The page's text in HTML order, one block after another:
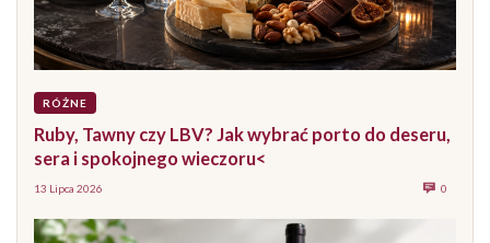
RÓŻNE
Ruby, Tawny czy LBV? Jak wybrać porto do deseru,
sera i spokojnego wieczoru<
13 Lipca 2026 0